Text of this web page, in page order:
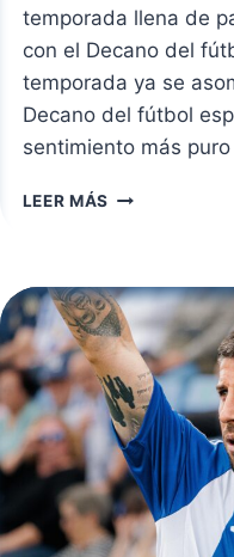
temporada llena de
con el Decano del
temporada ya se
Decano del fútbol
sentimiento más
LEER MÁS
CAMPAÑA
DE
ABONOS
2025/2026:
“DONDE
EL
FÚTBOL
EMPIEZA”